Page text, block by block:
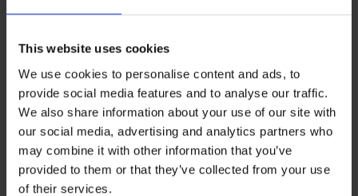
This website uses cookies
We use cookies to personalise content and ads, to
provide social media features and to analyse our traffic.
We also share information about your use of our site with
our social media, advertising and analytics partners who
may combine it with other information that you’ve
provided to them or that they’ve collected from your use
of their services.